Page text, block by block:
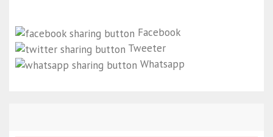
Facebook
Tweeter
Whatsapp